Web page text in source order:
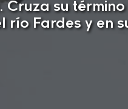
Cruza su término
río Fardes y en